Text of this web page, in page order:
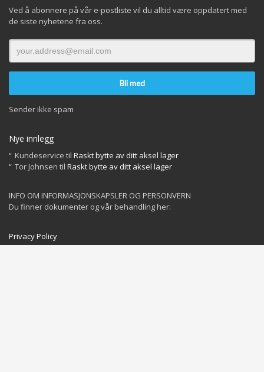
Ved å abonnere på vår e-postliste vil du alltid være oppdatert med
de siste nyhetene fra oss.
Sender ikke spam
Nye innlegg
Kundeservice til Raskt bytte av ditt aksel lager
Tor Johnsen til Raskt bytte av ditt aksel lager
INFO OM INFORMASJONSKAPSLER OG PERSONVERN
Du finner dokumenter og vår behandling her:
Privacy Policy